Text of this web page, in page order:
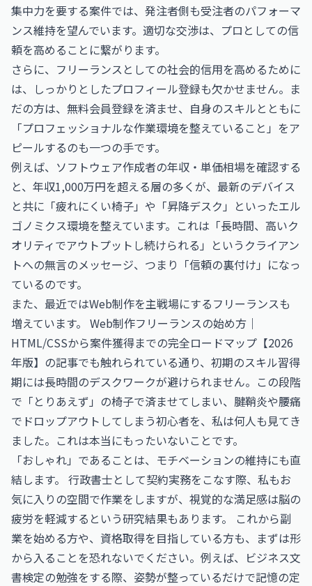
集中力を要する案件では、発注者側も受注者のパフォーマ
ンス維持を望んでいます。適切な交渉は、プロとしての信
頼を高めることに繋がります。
さらに、フリーランスとしての社会的信用を高めるために
は、しっかりとしたプロフィール登録も欠かせません。ま
だの方は、 無料会員登録を済ませ、自身のスキルとともに
「プロフェッショナルな作業環境を整えていること」をア
ピールするのも一つの手です。
例えば、 ソフトウェア作成者の年収・単価相場を確認する
と、年収1,000万円を超える層の多くが、最新のデバイス
と共に「疲れにくい椅子」や「昇降デスク」といったエル
ゴノミクス環境を整えています。これは「長時間、高いク
オリティでアウトプットし続けられる」というクライアン
トへの無言のメッセージ、つまり「信頼の裏付け」になっ
ているのです。
また、最近ではWeb制作を主戦場にするフリーランスも
増えています。 Web制作フリーランスの始め方｜
HTML/CSSから案件獲得までの完全ロードマップ【2026
年版】 の記事でも触れられている通り、初期のスキル習得
期には長時間のデスクワークが避けられません。この段階
で「とりあえず」の椅子で済ませてしまい、腱鞘炎や腰痛
でドロップアウトしてしまう初心者を、私は何人も見てき
ました。これは本当にもったいないことです。
「おしゃれ」であることは、モチベーションの維持にも直
結します。 行政書士として契約実務をこなす際、私もお
気に入りの空間で作業をしますが、視覚的な満足感は脳の
疲労を軽減するという研究結果もあります。 これから副
業を始める方や、資格取得を目指している方も、まずは形
から入ることを恐れないでください。例えば、 ビジネス文
書検定の勉強をする際、姿勢が整っているだけで記憶の定